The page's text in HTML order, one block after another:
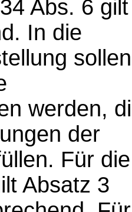
Abs. 6 gilt
In die
sollen
werden,
der
Für die
Absatz 3